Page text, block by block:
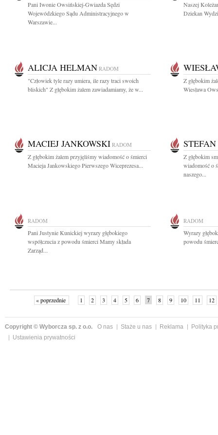
Pani Iwonie Owsińskiej-Gwiazda Sędzi
Wojewódzkiego Sądu Administracyjnego w
Warszawie...
Naszej
Dziekan
ALICJA HELMAN RADOM
"Człowiek tyle razy umiera, ile razy traci swoich
bliskich" Z głębokim żalem zawiadamiamy, że w...
Z głębokim
Wiesława
MACIEJ JANKOWSKI RADOM
Z głębokim żalem przyjęliśmy wiadomość o śmierci
Macieja Jankowskiego Pierwszego Wiceprezesa...
Z głębokim
wiadomość o
naszego...
RADOM
Pani Justynie Kunickiej wyrazy głębokiego
współczucia z powodu śmierci Mamy składa
Zarząd...
RADOM
Wyrazy
powodu
« poprzednie 1 2 3 4 5 6 7 8 9 10 11 12
Copyright © Wyborcza sp. z o.o. O nas Staże u nas Reklama
Polityka
Ustawienia prywatności